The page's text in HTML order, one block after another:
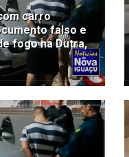
carro
falso e
fogo na Dutra,